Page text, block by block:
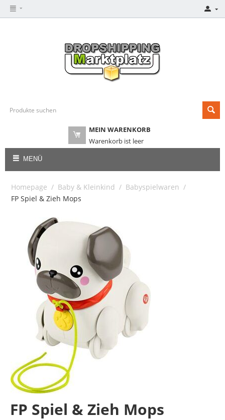
MEIN WARENKORB
Warenkorb ist leer
MENÜ
Homepage / Baby & Kleinkind / Babyspielwaren /
FP Spiel & Zieh Mops
FP Spiel & Zieh Mops